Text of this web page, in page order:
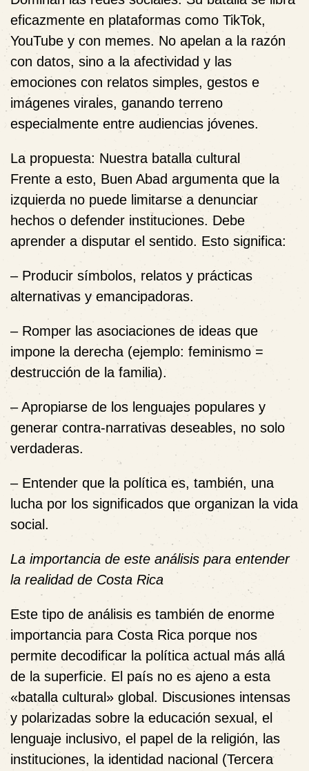
eficazmente en plataformas como TikTok,
YouTube y con memes. No apelan a la razón
con datos, sino a la afectividad y las
emociones con relatos simples, gestos e
imágenes virales, ganando terreno
especialmente entre audiencias jóvenes.
La propuesta: Nuestra batalla cultural
Frente a esto, Buen Abad argumenta que la
izquierda no puede limitarse a denunciar
hechos o defender instituciones. Debe
aprender adisputar el sentido. Esto significa:
– Producir símbolos, relatos y prácticas
alternativas y emancipadoras.
– Romper las asociaciones de ideas que
impone la derecha (ejemplo: feminismo =
destrucción de la familia).
– Apropiarse de los lenguajes populares y
generar contra-narrativas deseables, no solo
verdaderas.
– Entender que la política es, también, una
lucha por los significados que organizan la vida
social.
La importancia de este análisis para entender
la realidad de Costa Rica
Este tipo de análisis es también de enorme
importancia para Costa Rica porque nos
permite decodificar la política actual más allá
de la superficie. El país no es ajeno a esta
«batalla cultural» global. Discusiones intensas
y polarizadas sobre la educación sexual, el
lenguaje inclusivo, el papel de la religión, las
instituciones, la identidad nacional (Tercera